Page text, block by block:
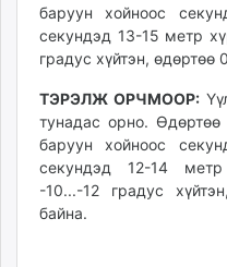
tac.mn
paparazzi.mn
unread.today
баруун хойноос
секундэд 13-15 метр
градус хүйтэн, өдөртөө
ТЭРЭЛЖ ОРЧМООР:
тунадас орно.
баруун хойноос
секундэд 12-14
-10...-12 градус
байна.